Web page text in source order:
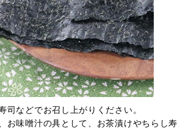
司などでお召し上がりください。
お味噌汁の具として、お茶漬けやちらし寿